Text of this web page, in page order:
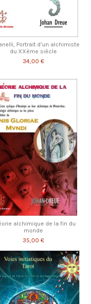
Portrait d’un alchimiste
du XXème siècle
34,00 €
alchimique de la fin du
monde
35,00 €